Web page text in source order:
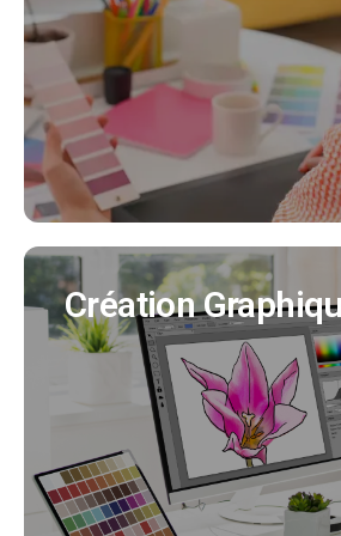
en cohérence avec tous vos
communication. (Création charte
logo, déclinaisons..)
EN SAVOIR PLUS
Création
Création
Nous créons tous vos supports
communication (flyer, affiche,
bulletin municipal, mascotte..)
EN SAVOIR PLUS